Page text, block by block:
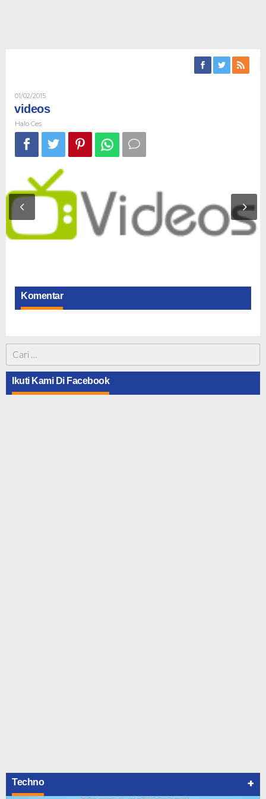
01/02/2015Oleh
Ces
videos
Halo Ces
Komentar
untuk:
Ikuti Kami Di Facebook
Techno +